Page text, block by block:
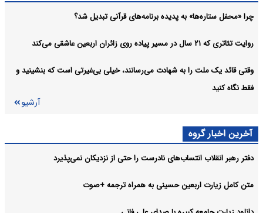
چرا «محفل ستاره‌ها» به پدیده برنامه‌های قرآنی تبدیل شد؟
روایت تئاتری که ۲۱ سال در مسیر پیاده روی زائران اربعین عاشقی می‌کند
وقتی قائد یک ملت را به شهادت می‌رسانند، خیلی بی‌غیرتی است که بنشینید و
فقط نگاه کنید
آرشیو
آخرین اخبار گروه
دفتر رهبر انقلاب انتساب‌های نادرست را حتی از نزدیکان نمی‌پذیرد
متن کامل زیارت اربعین حسینی به همراه ترجمه +صوت